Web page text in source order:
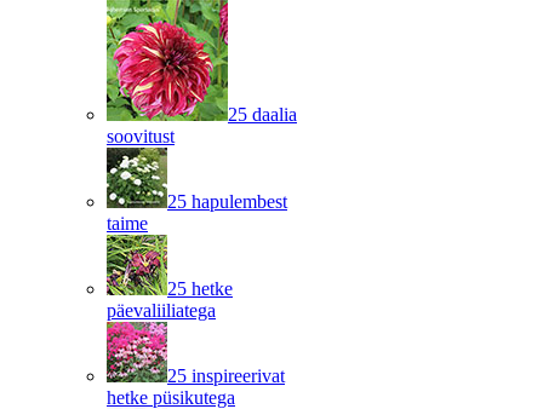
25 daalia
soovitust
25 hapulembest
taime
25 hetke
päevaliiliatega
25 inspireerivat
hetke püsikutega